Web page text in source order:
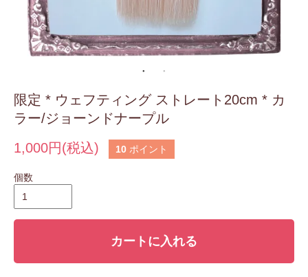
限定 * ウェフティング ストレート20cm * カ
ラー/ジョーンドナープル
1,000円(税込)
10 ポイント
個数
カートに入れる